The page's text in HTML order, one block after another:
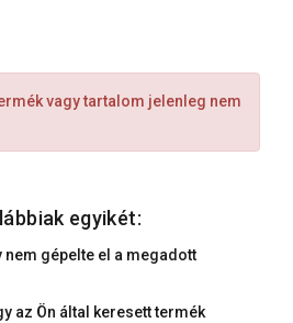
vagy tartalom jelenleg nem
egyikét:
nem gépelte el a megadott
az Ön által keresett termék